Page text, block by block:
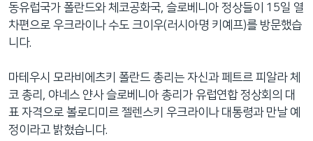
로
이
색
으
로
이
동유럽국가 폴란드와 체코공화국, 슬로베니아 정상들이 15일 열
차편으로 우크라이나 수도 크이우(러시아명 키예프)를 방문했습
니다.
마테우시 모라비에츠키 폴란드 총리는 자신과 페트르 피알라 체
코 총리, 야네스 얀사 슬로베니아 총리가 유럽연합 정상회의 대
표 자격으로 볼로디미르 젤렌스키 우크라이나 대통령과 만날 예
정이라고 밝혔습니다.